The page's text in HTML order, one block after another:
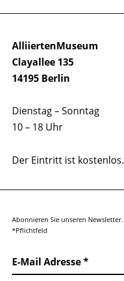
AlliiertenMuseum
Clayallee 135
14195 Berlin
Dienstag – Sonntag
10 – 18 Uhr
Der Eintritt ist kostenlos.
Abonnieren Sie unseren Newsletter.
*Pflichtfeld
E-Mail Adresse